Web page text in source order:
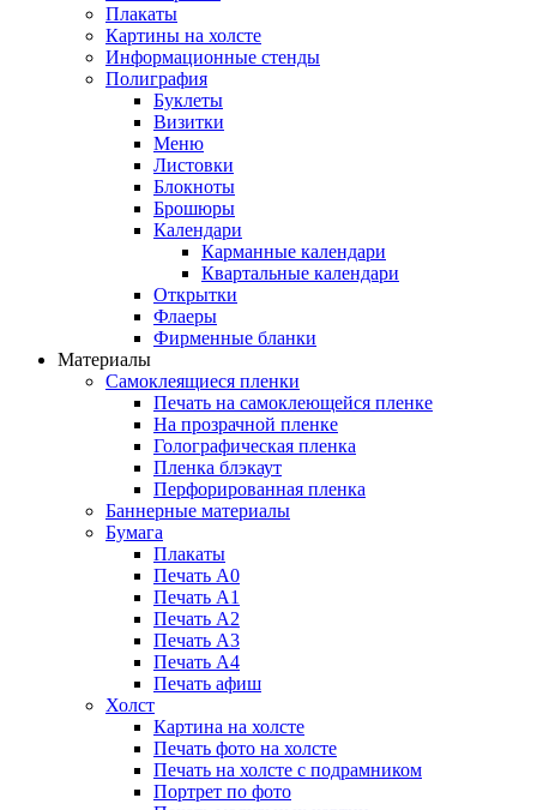
Плакаты
Картины на холсте
Информационные стенды
Полиграфия
Буклеты
Визитки
Меню
Листовки
Блокноты
Брошюры
Календари
Карманные календари
Квартальные календари
Открытки
Флаеры
Фирменные бланки
Материалы
Самоклеящиеся пленки
Печать на самоклеющейся пленке
На прозрачной пленке
Голографическая пленка
Пленка блэкаут
Перфорированная пленка
Баннерные материалы
Бумага
Плакаты
Печать А0
Печать А1
Печать А2
Печать А3
Печать А4
Печать афиш
Холст
Картина на холсте
Печать фото на холсте
Печать на холсте с подрамником
Портрет по фото